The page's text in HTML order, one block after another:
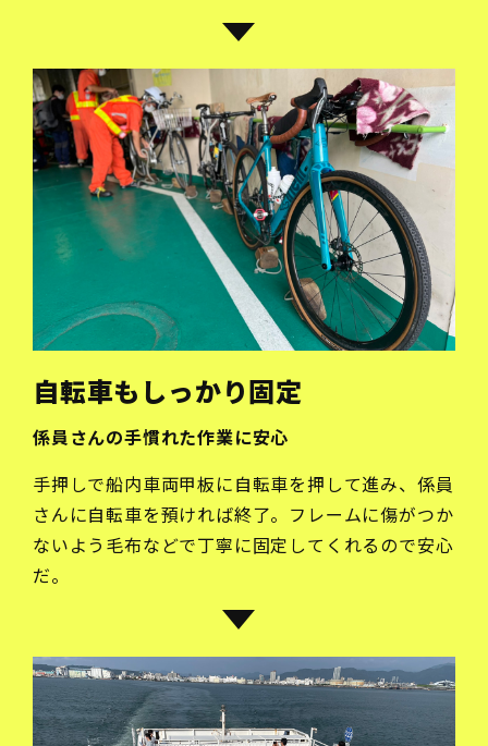
自転車もしっかり固定
係員さんの手慣れた作業に安心
手押しで船内車両甲板に自転車を押して進み、係員
さんに自転車を預ければ終了。フレームに傷がつか
ないよう毛布などで丁寧に固定してくれるので安心
だ。